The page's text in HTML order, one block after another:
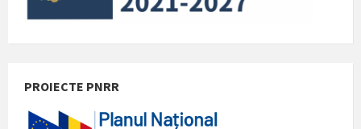
PROIECTE PNRR